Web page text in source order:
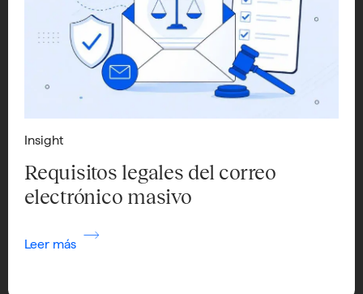
Insight
Requisitos legales del correo
electrónico masivo
Leer más